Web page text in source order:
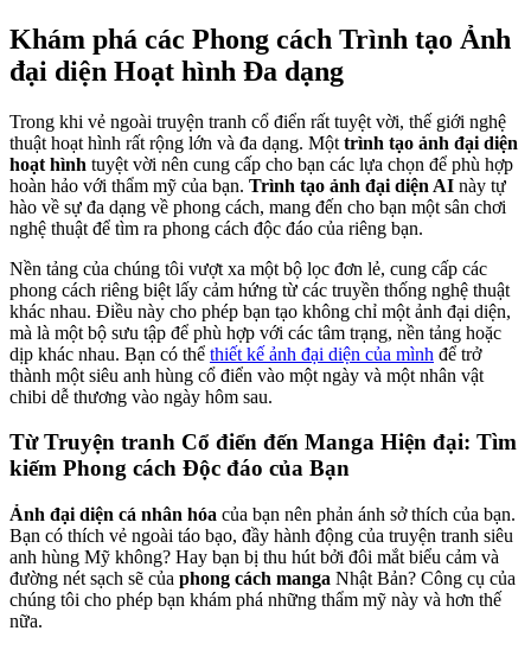
Khám phá các Phong cách Trình tạo Ảnh
đại diện Hoạt hình Đa dạng
Trong khi vẻ ngoài truyện tranh cổ điển rất tuyệt vời, thế giới nghệ
thuật hoạt hình rất rộng lớn và đa dạng. Một trình tạo ảnh đại diện
hoạt hình tuyệt vời nên cung cấp cho bạn các lựa chọn để phù hợp
hoàn hảo với thẩm mỹ của bạn. Trình tạo ảnh đại diện AI này tự
hào về sự đa dạng về phong cách, mang đến cho bạn một sân chơi
nghệ thuật để tìm ra phong cách độc đáo của riêng bạn.
Nền tảng của chúng tôi vượt xa một bộ lọc đơn lẻ, cung cấp các
phong cách riêng biệt lấy cảm hứng từ các truyền thống nghệ thuật
khác nhau. Điều này cho phép bạn tạo không chỉ một ảnh đại diện,
mà là một bộ sưu tập để phù hợp với các tâm trạng, nền tảng hoặc
dịp khác nhau. Bạn có thể thiết kế ảnh đại diện của mình để trở
thành một siêu anh hùng cổ điển vào một ngày và một nhân vật
chibi dễ thương vào ngày hôm sau.
Từ Truyện tranh Cổ điển đến Manga Hiện đại: Tìm
kiếm Phong cách Độc đáo của Bạn
Ảnh đại diện cá nhân hóa của bạn nên phản ánh sở thích của bạn.
Bạn có thích vẻ ngoài táo bạo, đầy hành động của truyện tranh siêu
anh hùng Mỹ không? Hay bạn bị thu hút bởi đôi mắt biểu cảm và
đường nét sạch sẽ của phong cách manga Nhật Bản? Công cụ của
chúng tôi cho phép bạn khám phá những thẩm mỹ này và hơn thế
nữa.